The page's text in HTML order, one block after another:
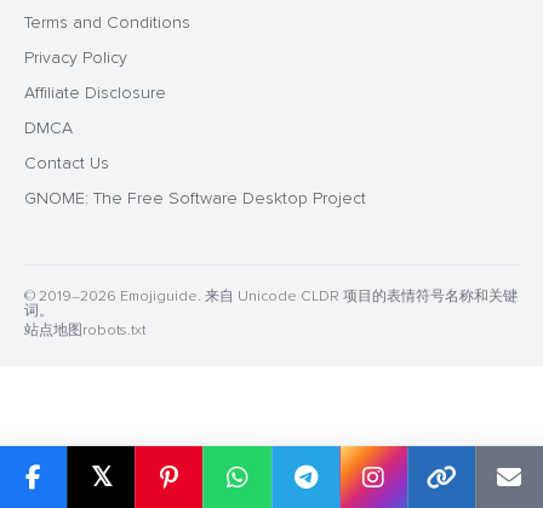
𝕏
Terms and Conditions
Privacy Policy
Affiliate Disclosure
DMCA
Contact Us
GNOME: The Free Software Desktop Project
© 2019–2026 Emojiguide. 来自 Unicode CLDR 项目的表情符号名称和关键
词。
站点地图 robots.txt